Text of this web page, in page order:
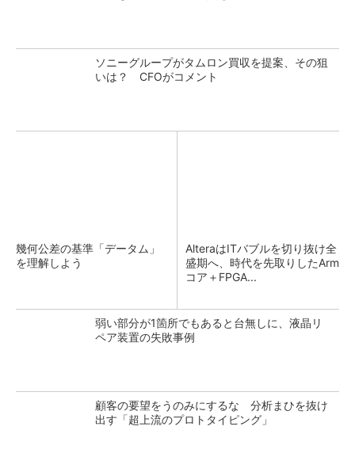
ソニーグループがタムロン買収を提案、その狙
いは？ CFOがコメント
幾何公差の基準「データム」
を理解しよう
AlteraはITバブルを切り抜け全
盛期へ、時代を先取りしたArm
コア＋FPGA...
弱い部分が1箇所でもあると台無しに、液晶リ
ペア装置の失敗事例
顧客の要望をうのみにするな 分析まひを抜け
出す「超上流のプロトタイピング」